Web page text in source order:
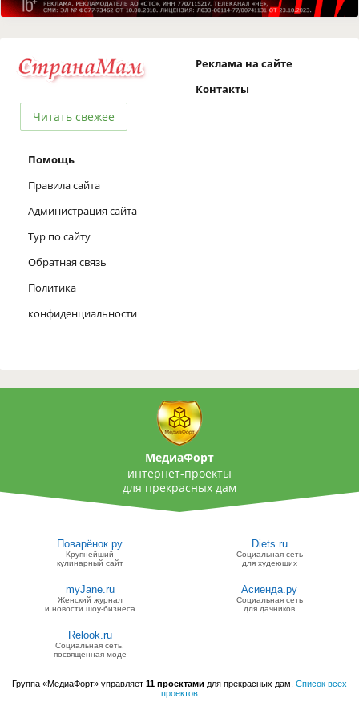
Читать свежее
Реклама на сайте
Контакты
Помощь
Правила сайта
Администрация сайта
Тур по сайту
Обратная связь
Политика
конфиденциальности
МедиаФорт
интернет-проекты
для прекрасных дам
Поварёнок.ру
Крупнейший
кулинарный сайт
Diets.ru
Социальная сеть
для худеющих
myJane.ru
Женский журнал
и новости шоу-бизнеса
Асиенда.ру
Социальная сеть
для дачников
Relook.ru
Социальная сеть,
посвященная моде
Группа «МедиаФорт» управляет 11 проектами для прекрасных дам. Список всех
проектов